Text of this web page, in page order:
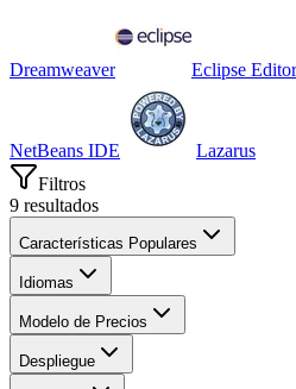
Dreamweaver Eclipse
NetBeans IDE
Lazarus
Filtros
9 resultados
Características Populares
Idiomas
Modelo de Precios
Despliegue